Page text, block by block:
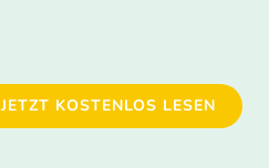
JETZT KOSTENLOS LESEN